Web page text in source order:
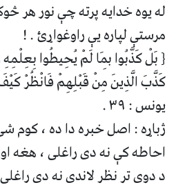
له یوه خدایه پرته چې نور هر
مرستې لپاره یې راوغواړئ . !
{ بَلْ كَذَّبُوا بِمَا لَمْ يُحِيطُوا
كَذَّبَ الَّذِينَ مِنْ قَبْلِهِمْ فَانْظُرْ
يونس : ۳۹ .
ژباړه : اصل خبره دا ده ،
احاطه کې نه دی راغلی ، هغه
د دوی تر نظر لاندی نه دی